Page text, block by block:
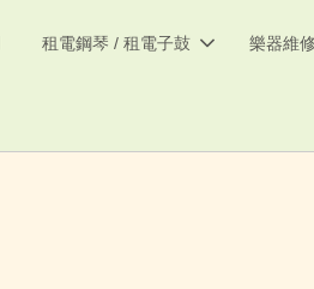
租電鋼琴 / 租電子鼓 樂器維